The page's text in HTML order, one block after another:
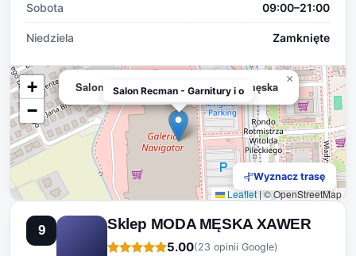
Sobota 09:00–21:00
Niedziela Zamknięte
Salon Recman - Garnitury i odzież męska
×
+
−
Leaflet|© OpenStreetMap
Salon Recman - Garnitury i o
Wyznacz trasę
9 Sklep MODA MĘSKA XAWER
5.00(23 opinii Google)